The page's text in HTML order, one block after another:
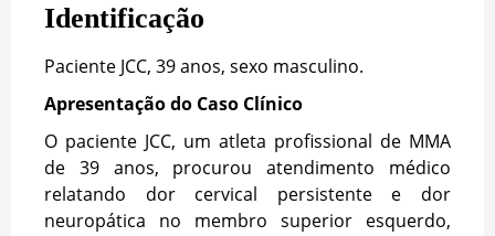
Identificação
Paciente JCC, 39 anos, sexo masculino.
Apresentação do Caso Clínico
O paciente JCC, um atleta profissional de MMA
de 39 anos, procurou atendimento médico
relatando dor cervical persistente e dor
neuropática no membro superior esquerdo,